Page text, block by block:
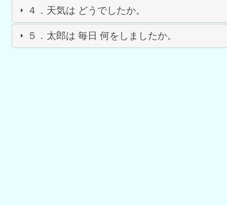
４．天気は どうでしたか。
５．太郎は 毎日 何をしましたか。